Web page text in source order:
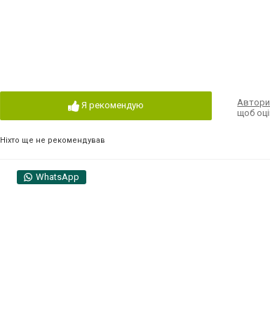
Я рекомендую
Ніхто ще не рекомендував
щоб
WhatsApp